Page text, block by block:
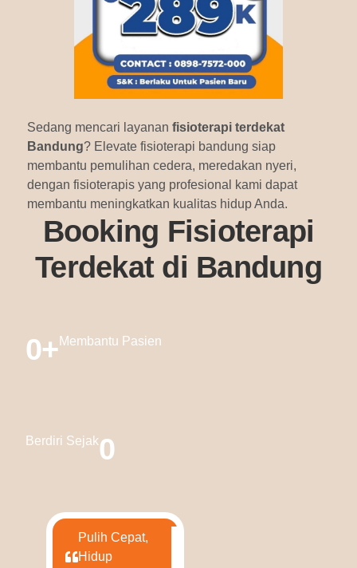
Sedang mencari layanan fisioterapi terdekat
Bandung? Elevate fisioterapi bandung siap
membantu pemulihan cedera, meredakan nyeri,
dengan fisioterapis yang profesional kami dapat
membantu meningkatkan kualitas hidup Anda.
Booking Fisioterapi
Terdekat di Bandung
0+ Membantu Pasien
Berdiri Sejak0
Pulih Cepat,
Hidup